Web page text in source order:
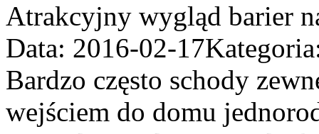
Atrakcyjny wygląd barier
Data: 2016-02-17
Bardzo często schody
wejściem do domu